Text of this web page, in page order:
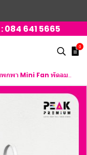
084 641 5665
0
Fan พัดลมจิ๋ว คล้องคอ พร้อมภาพ พิมพ์โลโก้